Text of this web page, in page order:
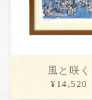
風と咲く
¥14,520